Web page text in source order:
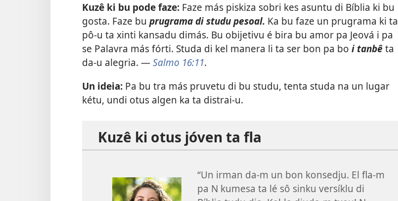
Kuzê ki bu pode faze: Faze más piskiza sobri kes asuntu di Bíblia ki bu
gosta. Faze bu prugrama di studu pesoal. Ka bu faze un prugrama ki ta
pô-u ta xinti kansadu dimás. Bu obijetivu é bira bu amor pa Jeová i pa
se Palavra más fórti. Studa di kel manera li ta ser bon pa bo i tanbêta
da-u alegria. —Salmo 16:11.
Un ideia: Pa bu tra más pruvetu di bu studu, tenta studa na un lugar
kétu, undi otus algen ka ta distrai-u.
Kuzê ki otus jóven ta fla
“Un irman da-m un bon konsedju. El fla-m
pa N kumesa ta lé sô sinku versíklu di